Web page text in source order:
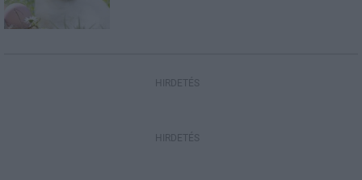
HIRDETÉS
HIRDETÉS